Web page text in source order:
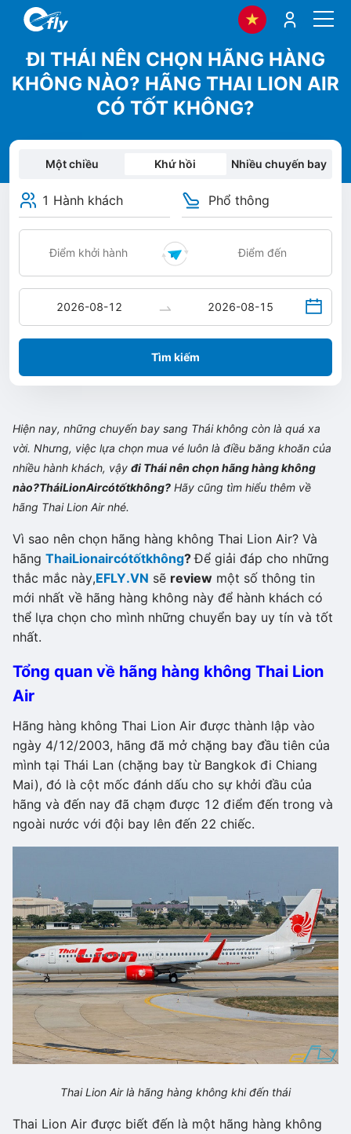
ĐI THÁI NÊN CHỌN HÃNG HÀNG
KHÔNG NÀO? HÃNG THAI LION AIR
CÓ TỐT KHÔNG?
Một chiều Khứ hồi Nhiều chuyến bay
1 Hành khách Phổ thông
Tìm kiếm
Hiện nay, những chuyến bay sang Thái không còn là quá xa
vời. Nhưng, việc lựa chọn mua vé luôn là điều băng khoăn của
nhiều hành khách, vậy đi Thái nên chọn hãng hàng không
nào?TháiLionAircótốtkhông? Hãy cũng tìm hiểu thêm về
hãng Thai Lion Air nhé.
Vì sao nên chọn hãng hàng không Thai Lion Air? Và
hãng ThaiLionaircótốtkhông?Để giải đáp cho những
thắc mắc này,EFLY.VN sẽ review một số thông tin
mới nhất về hãng hàng không này để hành khách có
thể lựa chọn cho mình những chuyển bay uy tín và tốt
nhất.
Tổng quan về hãng hàng không Thai Lion
Air
Hãng hàng không Thai Lion Air được thành lập vào
ngày 4/12/2003, hãng đã mở chặng bay đầu tiên của
mình tại Thái Lan (chặng bay từ Bangkok đi Chiang
Mai), đó là cột mốc đánh dấu cho sự khởi đầu của
hãng và đến nay đã chạm được 12 điểm đến trong và
ngoài nước với đội bay lên đến 22 chiếc.
Thai Lion Air là hãng hàng không khi đến thái
Thai Lion Air được biết đến là một hãng hàng không